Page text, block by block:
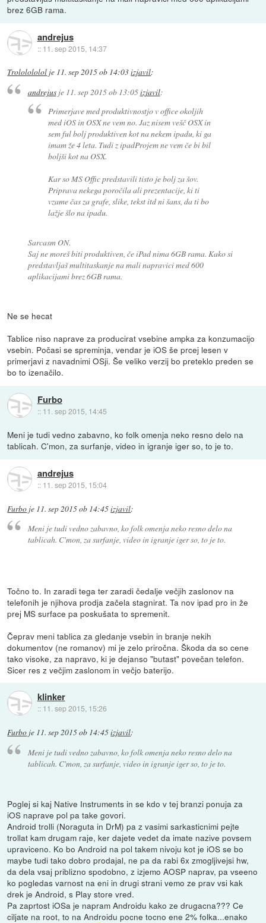
brez 6GB rama.
andrejus
:: 11. sep 2015, 14:37
Trololololol je 11. sep 2015 ob 14:03izjavil:
andrejusje 11. sep 2015 ob 13:05izjavil:
Primerjave med produktivnostjo v office okoljih
med iOS in OSX ne vem no. Jaz nisem vešč OSX in
sem ful bolj produktiven kot na nekem ipadu, ki ga
imam že 4 leta. Tudi z ipadProjem ne vem če bi bil
boljši kot na OSX.
Kar so MS Offic predstavili tisto je bolj za šov.
Priprava nekega poročila ali prezentacije, ki ti
vzame čas za grafe, slike, tekst itd ni šans, da ti bo
lažje šlo na ipadu.
Sarcasm ON.
Saj ne moreš biti produktiven, če iPad nima 6GB rama. Kako si
predstavljaš multitaskanje na mali napravici med 600
aplikacijami brez 6GB rama.
Ne se hecat
Tablice niso naprave za producirat vsebine ampka za konzumacijo
vsebin. Počasi se spreminja, vendar je iOS še prcej lesen v
primerjavi z navadnimi OSji. Še veliko verzij bo preteklo preden se
bo to izenačilo.
Furbo
:: 11. sep 2015, 14:45
Meni je tudi vedno zabavno, ko folk omenja neko resno delo na
tablicah. C'mon, za surfanje, video in igranje iger so, to je to.
andrejus
:: 11. sep 2015, 15:04
Furbo je 11. sep 2015 ob 14:45izjavil:
Meni je tudi vedno zabavno, ko folk omenja neko resno delo na
tablicah. C'mon, za surfanje, video in igranje iger so, to je to.
Točno to. In zaradi tega ter zaradi čedalje večjih zaslonov na
telefonih je njihova prodja začela stagnirat. Ta nov ipad pro in že
prej MS surface pa poskušata to spremenit.
Čeprav meni tablica za gledanje vsebin in branje nekih
dokumentov (ne romanov) mi je zelo priročna. Škoda da so cene
tako visoke, za napravo, ki je dejanso "butast" povečan telefon.
Sicer res z večjim zaslonom in večjo baterijo.
klinker
:: 11. sep 2015, 15:26
Furbo je 11. sep 2015 ob 14:45izjavil:
Meni je tudi vedno zabavno, ko folk omenja neko resno delo na
tablicah. C'mon, za surfanje, video in igranje iger so, to je to.
Poglej si kaj Native Instruments in se kdo v tej branzi ponuja za
iOS naprave pol pa take govori.
Android trolli (Noraguta in DrM) pa z vasimi sarkasticnimi pejte
trollat kam drugam raje, ker dajete vedet da imate nazive povsem
upraviceno. Ko bo Android na pol takem nivoju kot je iOS se bo
maybe tudi tako dobro prodajal, ne pa da rabi 6x zmogljivejsi hw,
da dela vsaj priblizno spodobno, z izjemo AOSP naprav, pa vseeno
ko pogledas varnost na eni in drugi strani vemo ze prav vsi kak
drek je Android, s Play store vred.
Pa zaprtost iOSa je napram Androidu kako ze drugacna??? Ce
ciljate na root, to na Androidu pocne tocno ene 2% folka...enako